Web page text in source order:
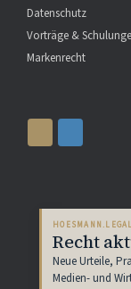
Datenschutz
Vorträge &
Markenrecht
Recht
Neue Urteile,
Medien- und